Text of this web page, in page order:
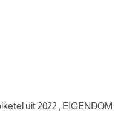
uit 2022 , EIGENDOM